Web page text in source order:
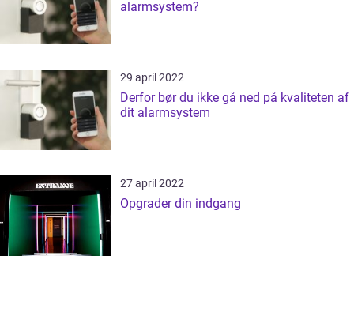
alarmsystem?
29 april 2022
Derfor bør du ikke gå ned på kvaliteten af
dit alarmsystem
27 april 2022
Opgrader din indgang